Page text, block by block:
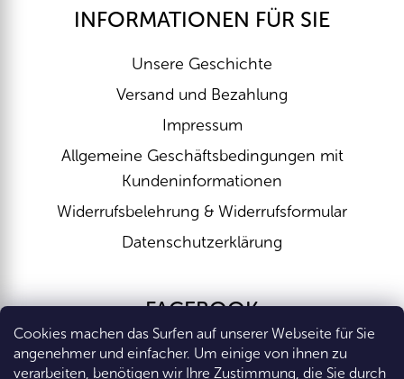
Cookies machen das Surfen auf unserer Webseite für Sie
angenehmer und einfacher. Um einige von ihnen zu
verarbeiten, benötigen wir Ihre Zustimmung, die Sie durch
INFORMATIONEN FÜR SIE
Unsere Geschichte
Versand und Bezahlung
Impressum
Allgemeine Geschäftsbedingungen mit
Kundeninformationen
Widerrufsbelehrung & Widerrufsformular
Datenschutzerklärung
FACEBOOK